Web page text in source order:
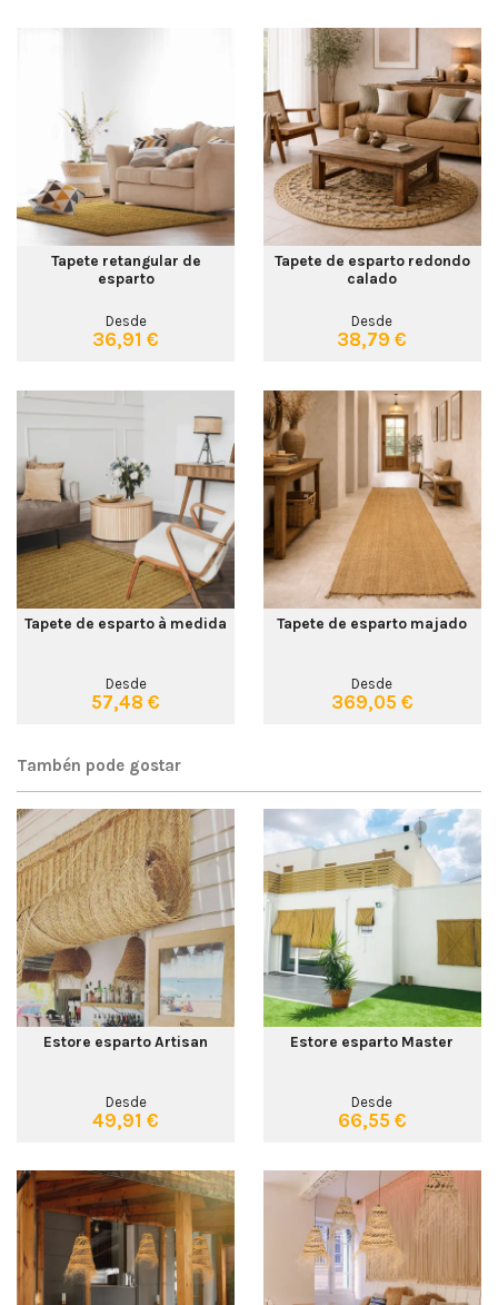
Tapete retangular de
esparto
Desde
36,91 €
Tapete de esparto redondo
calado
Desde
38,79 €
Tapete de esparto à medida
Desde
57,48 €
Tapete de esparto majado
Desde
369,05 €
Tambén pode gostar
Estore esparto Artisan
Desde
49,91 €
Estore esparto Master
Desde
66,55 €